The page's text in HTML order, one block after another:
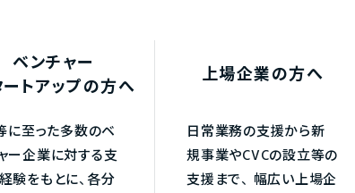
ベンチャー
トアップの方へ
に至った多数のベ
ー企業に対する支
験をもとに、各分
上場企業の方へ
日常業務の支援から新
規事業やCVCの設立等の
支援まで、 幅広い上場企